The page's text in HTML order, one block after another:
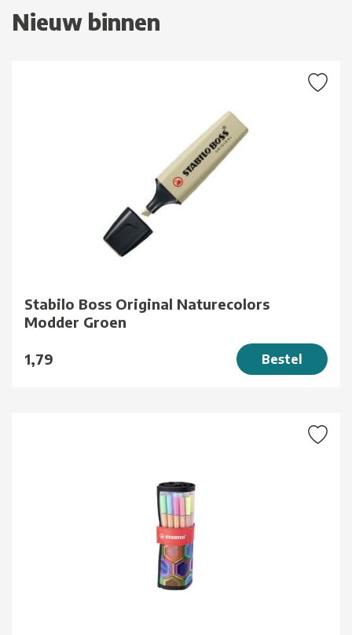
Nieuw binnen
Stabilo Boss Original Naturecolors
Modder Groen
1,79 Bestel